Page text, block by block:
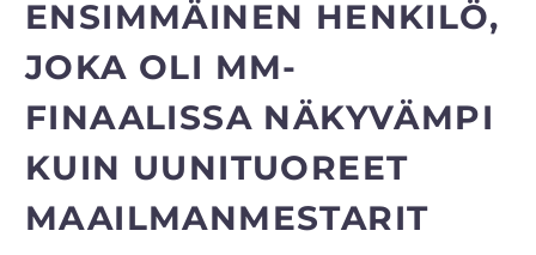
ENSIMMÄINEN HENKILÖ,
JOKA OLI MM-
FINAALISSA NÄKYVÄMPI
KUIN UUNITUOREET
MAAILMANMESTARIT